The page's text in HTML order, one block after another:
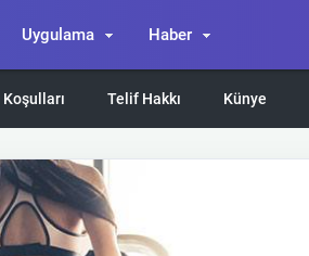
Uygulama Haber
Telif Hakkı Künye